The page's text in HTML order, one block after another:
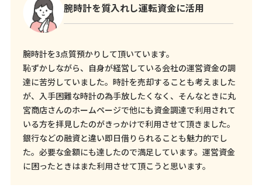
腕時計を質入れし運転資金に活用
腕時計を3点質預かりして頂いています。
恥ずかしながら、自身が経営している会社の運営資金の調
達に苦労していました。時計を売却することも考えました
が、入手困難な時計の為手放したくなく、そんなときに丸
宮商店さんのホームページで他にも資金調達で利用されて
いる方を拝見したのがきっかけで利用させて頂きました。
銀行などの融資と違い即日借りられることも魅力的でし
た。必要な金額にも達したので満足しています。運営資金
に困ったときはまた利用させて頂こうと思います。